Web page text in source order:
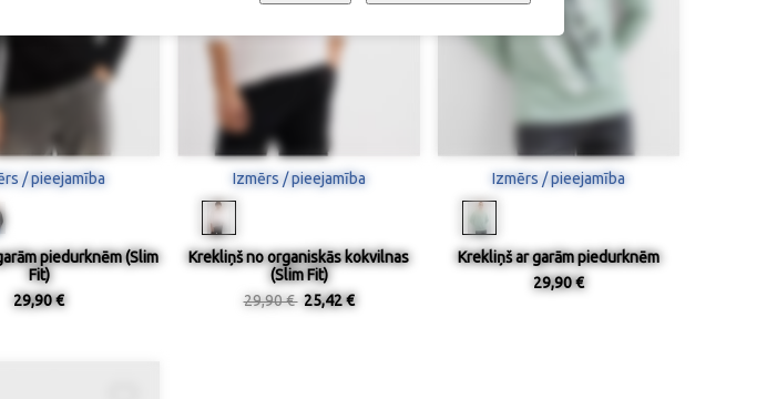
/ pieejamība
piedurknēm (Slim
Fit)
29,90 €
Izmērs / pieejamība
Krekliņš no organiskās kokvilnas
(Slim Fit)
29,90 € 25,42 €
Izmērs / pieejamība
Krekliņš ar garām piedurknēm
29,90 €